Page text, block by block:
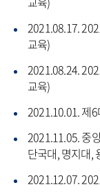
2021.08.17.
교육)
2021.08.24.
교육)
2021.10.01. 제
2021.11.05. 중
단국대, 명지대,
2021.12.07.